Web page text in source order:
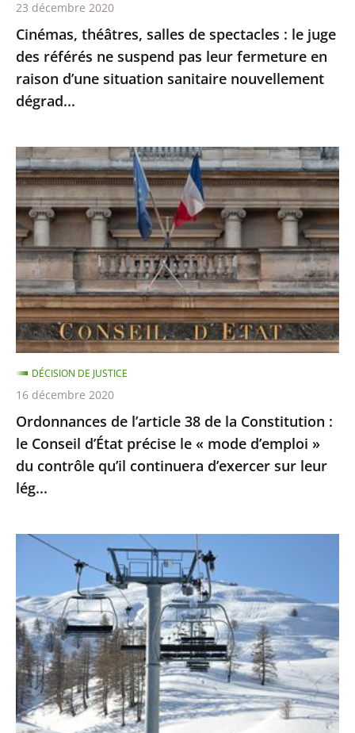
suspend
pas
leur
fermeture
en
d’une
situation
sanitaire
nouvellement
dégrad...
Cinémas, théâtres, salles de spectacles : le juge
des référés ne suspend pas leur fermeture en
raison d’une situation sanitaire nouvellement
dégrad...
23 décembre 2020
Ordonnances
de
l’article
38
de
la
Constitution
:
le
Conseil
d’État
précise
le
«
mode
d’emploi
du
contrôle
continuera
d’exercer
sur
leur
lég...
Ordonnances de l’article 38 de la Constitution :
le Conseil d’État précise le « mode d’emploi »
du contrôle qu’il continuera d’exercer sur leur
lég...
DÉCISION DE JUSTICE
16 décembre 2020
Sports
le
Conseil
d’Etat
ne
suspend
pas